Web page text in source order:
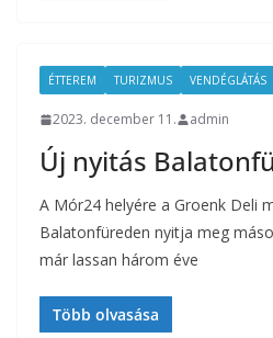
ÉTTEREM TURIZMUS VENDÉGLÁTÁS
2023. december 11. admin
Új nyitás
A Mór24 helyére a Groenk Deli
Balatonfüreden nyitja meg
már lassan három éve
Több olvasása